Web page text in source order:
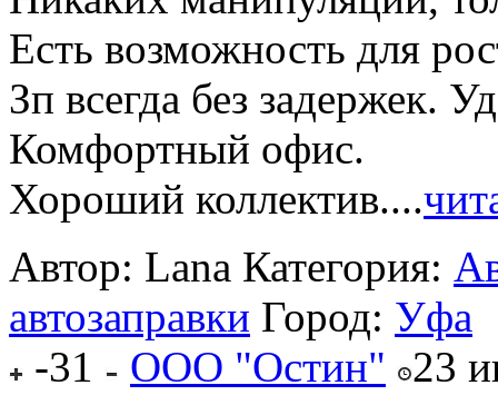
Есть возможность для
Зп всегда без задержек.
Комфортный офис.
Хороший коллектив....
Автор: Lana Категория:
автозаправки Город: Уфа
-31
ООО "Остин"
23